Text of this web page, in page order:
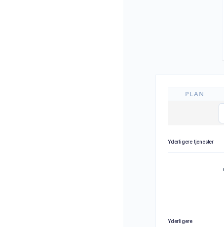
PLAN
Yderligere tjenester
Yderligere